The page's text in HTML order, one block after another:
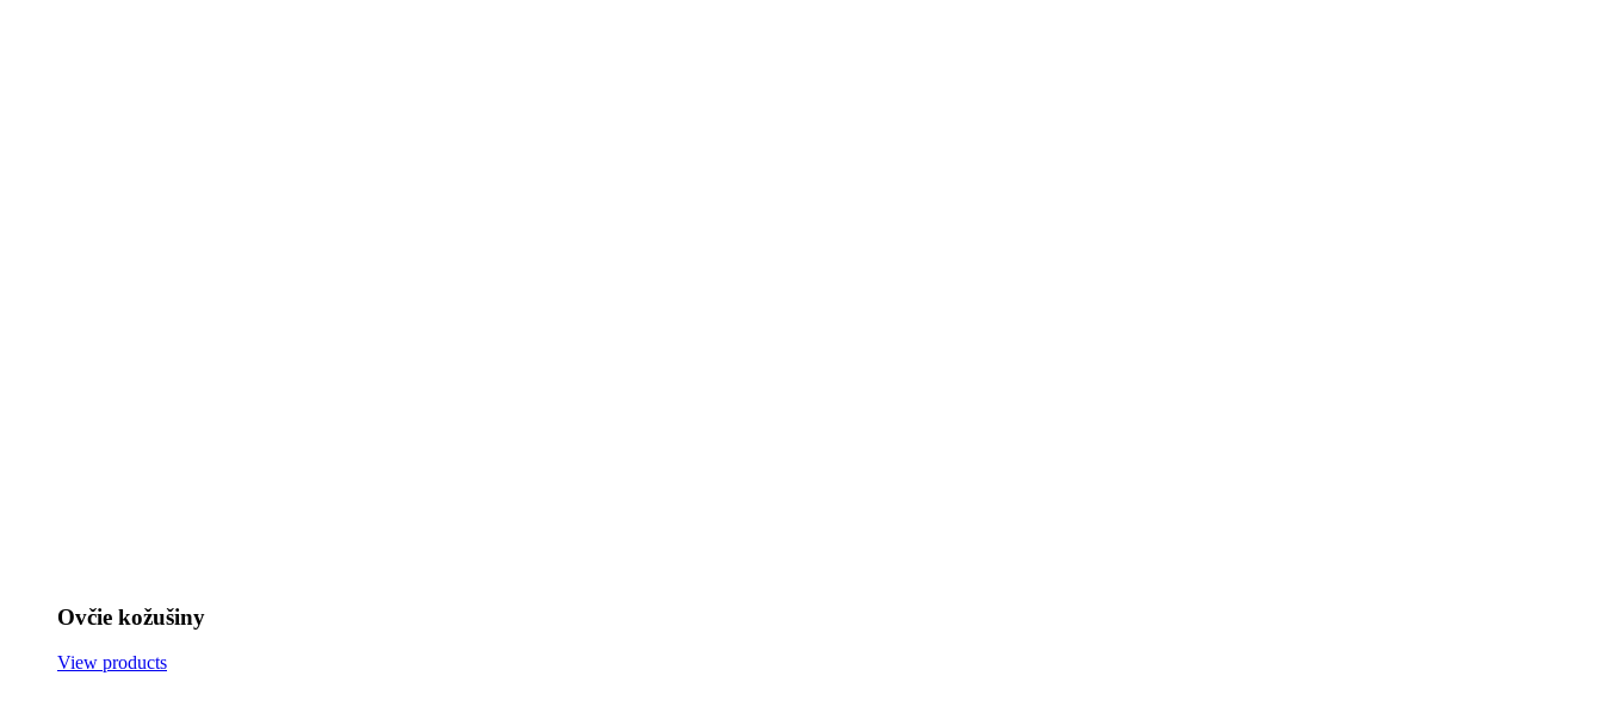
Ovčie kožušiny
View products